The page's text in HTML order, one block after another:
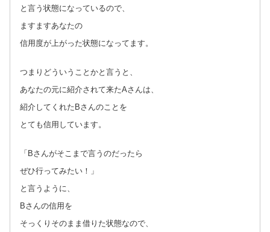
と言う状態になっているので、
ますますあなたの
信用度が上がった状態になってます。
つまりどういうことかと言うと、
あなたの元に紹介されて来たAさんは、
紹介してくれたBさんのことを
とても信用しています。
「Bさんがそこまで言うのだったら
ぜひ行ってみたい！」
と言うように、
Bさんの信用を
そっくりそのまま借りた状態なので、